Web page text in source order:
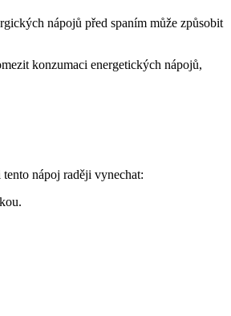
nápojů před spaním může způsobit
konzumaci energetických nápojů,
nápoj raději vynechat: